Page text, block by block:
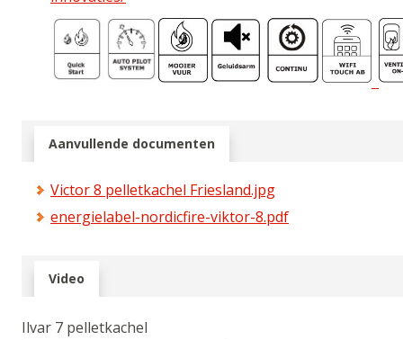
Aanvullende documenten
Victor 8 pelletkachel Friesland.jpg
energielabel-nordicfire-viktor-8.pdf
Video
Ilvar 7 pelletkachel